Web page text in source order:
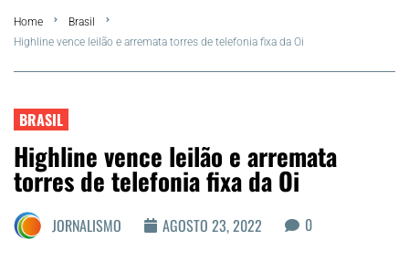
Summer
Região dos Lagos
Agenda Cultural
Colunistas
Home
Brasil
Highline vence leilão e arremata torres de telefonia fixa da Oi
BRASIL
Highline vence leilão e arremata
torres de telefonia fixa da Oi
JORNALISMO AGOSTO 23, 2022 0